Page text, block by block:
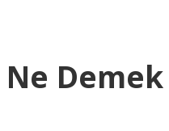
Demek